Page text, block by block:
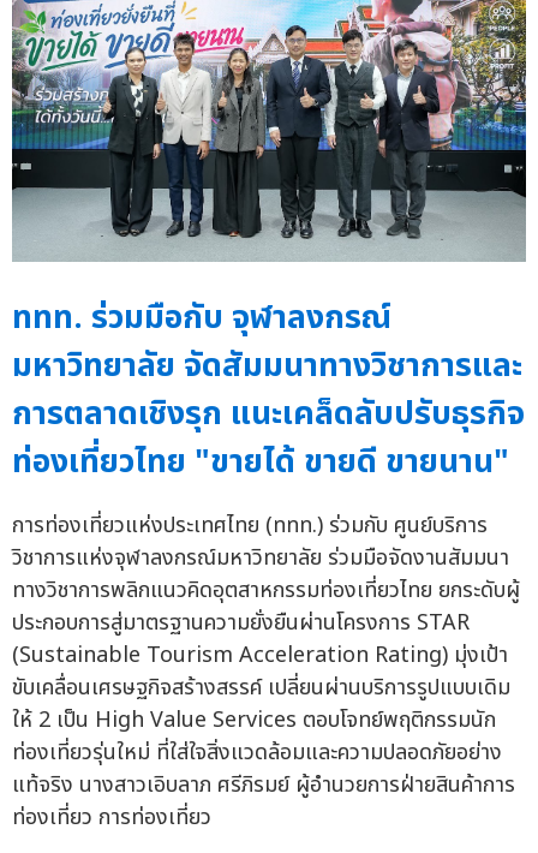
ททท. ร่วมมือกับ จุฬาลงกรณ์
มหาวิทยาลัย จัดสัมมนาทางวิชาการและ
การตลาดเชิงรุก แนะเคล็ดลับปรับธุรกิจ
ท่องเที่ยวไทย "ขายได้ ขายดี ขายนาน"
การท่องเที่ยวแห่งประเทศไทย (ททท.) ร่วมกับ ศูนย์บริการ
วิชาการแห่งจุฬาลงกรณ์มหาวิทยาลัย ร่วมมือจัดงานสัมมนา
ทางวิชาการพลิกแนวคิดอุตสาหกรรมท่องเที่ยวไทย ยกระดับผู้
ประกอบการสู่มาตรฐานความยั่งยืนผ่านโครงการ STAR
(Sustainable Tourism Acceleration Rating) มุ่งเป้า
ขับเคลื่อนเศรษฐกิจสร้างสรรค์ เปลี่ยนผ่านบริการรูปแบบเดิม
ให้ 2 เป็น High Value Services ตอบโจทย์พฤติกรรมนัก
ท่องเที่ยวรุ่นใหม่ ที่ใส่ใจสิ่งแวดล้อมและความปลอดภัยอย่าง
แท้จริง นางสาวเอิบลาภ ศรีภิรมย์ ผู้อำนวยการฝ่ายสินค้าการ
ท่องเที่ยว การท่องเที่ยว